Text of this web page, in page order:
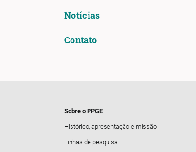
Notícias
Contato
Sobre o PPGE
Histórico, apresentação e missão
Linhas de pesquisa